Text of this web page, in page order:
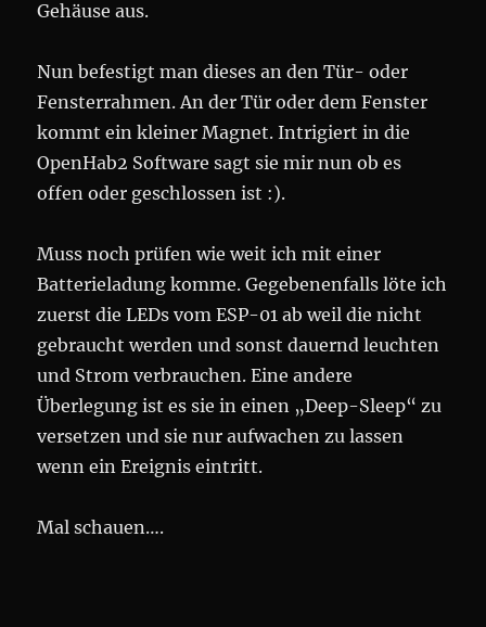
Gehäuse aus.
Nun befestigt man dieses an den Tür- oder
Fensterrahmen. An der Tür oder dem Fenster
kommt ein kleiner Magnet. Intrigiert in die
OpenHab2 Software sagt sie mir nun ob es
offen oder geschlossen ist :).
Muss noch prüfen wie weit ich mit einer
Batterieladung komme. Gegebenenfalls löte ich
zuerst die LEDs vom ESP-01 ab weil die nicht
gebraucht werden und sonst dauernd leuchten
und Strom verbrauchen. Eine andere
Überlegung ist es sie in einen „Deep-Sleep“ zu
versetzen und sie nur aufwachen zu lassen
wenn ein Ereignis eintritt.
Mal schauen….